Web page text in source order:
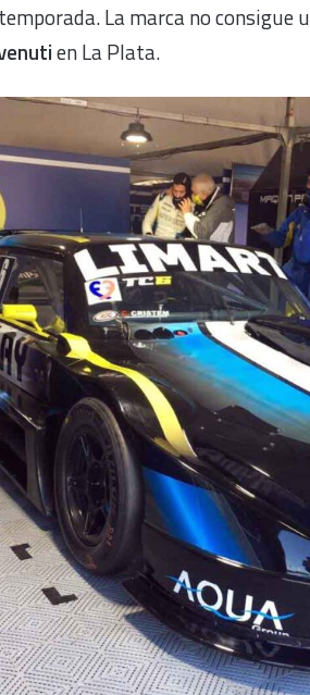
La marca no consigue
en La Plata.